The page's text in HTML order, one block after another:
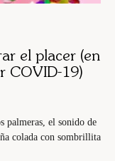
el placer (en
COVID-19)
palmeras, el sonido de
colada con sombrillita